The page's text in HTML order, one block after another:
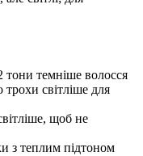
темніше волосся
світліше для
щоб не
з теплим підтоном